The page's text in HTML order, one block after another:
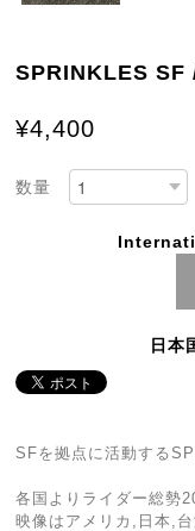
SPRINKLES SF
¥4,400
数量
日本
SFを拠点に活動する
各国よりライダー総勢
映像はアメリカ,日本,